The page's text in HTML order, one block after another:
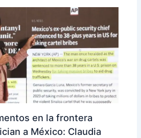
en la frontera
a México: Claudia